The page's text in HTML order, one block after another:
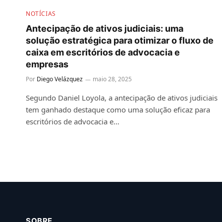
NOTÍCIAS
Antecipação de ativos judiciais: uma
solução estratégica para otimizar o fluxo de
caixa em escritórios de advocacia e
empresas
Por Diego Velázquez maio 28, 2025
Segundo Daniel Loyola, a antecipação de ativos judiciais
tem ganhado destaque como uma solução eficaz para
escritórios de advocacia e…